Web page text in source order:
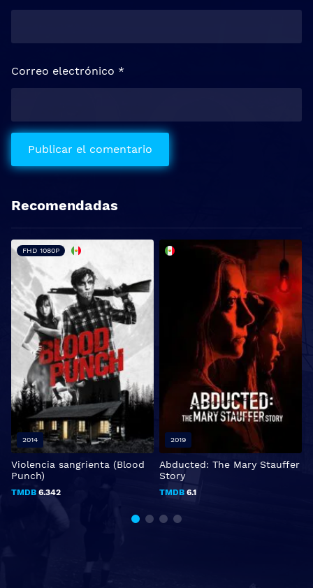
Correo electrónico *
Recomendadas
Violencia sangrienta (Blood
Punch)
TMDB 6.342
FHD 1080P
2014
Abducted: The Mary Stauffer
Story
TMDB 6.1
2019